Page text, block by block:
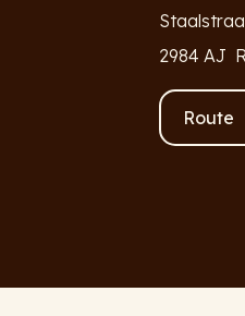
2984 AJ
Route